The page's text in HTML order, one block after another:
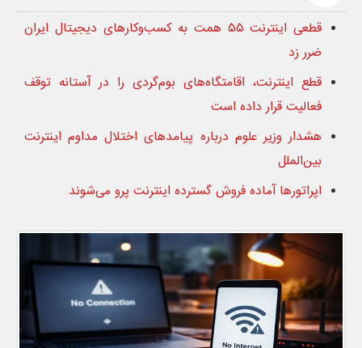
قطعی اینترنت ۵۵ همت به کسب‌وکارهای دیجیتال ایران
ضرر زد
قطع اینترنت، اقامتگاه‌های بوم‌گردی را در آستانه توقف
فعالیت قرار داده است
هشدار وزیر علوم درباره پیامدهای اختلال مداوم اینترنت
بین‌الملل
اپراتورها آماده فروش گسترده اینترنت پرو می‌شوند